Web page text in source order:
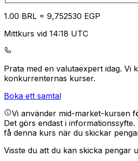
1.00 BRL = 9,752530 EGP
Mittkurs vid 14:18 UTC
Prata med en valutaexpert idag. Vi
konkurrenternas kurser.
Boka ett samtal
Vi använder mid-market-kursen
Det görs endast i
få denna kurs när du skickar
Visste du att du kan skicka pengar